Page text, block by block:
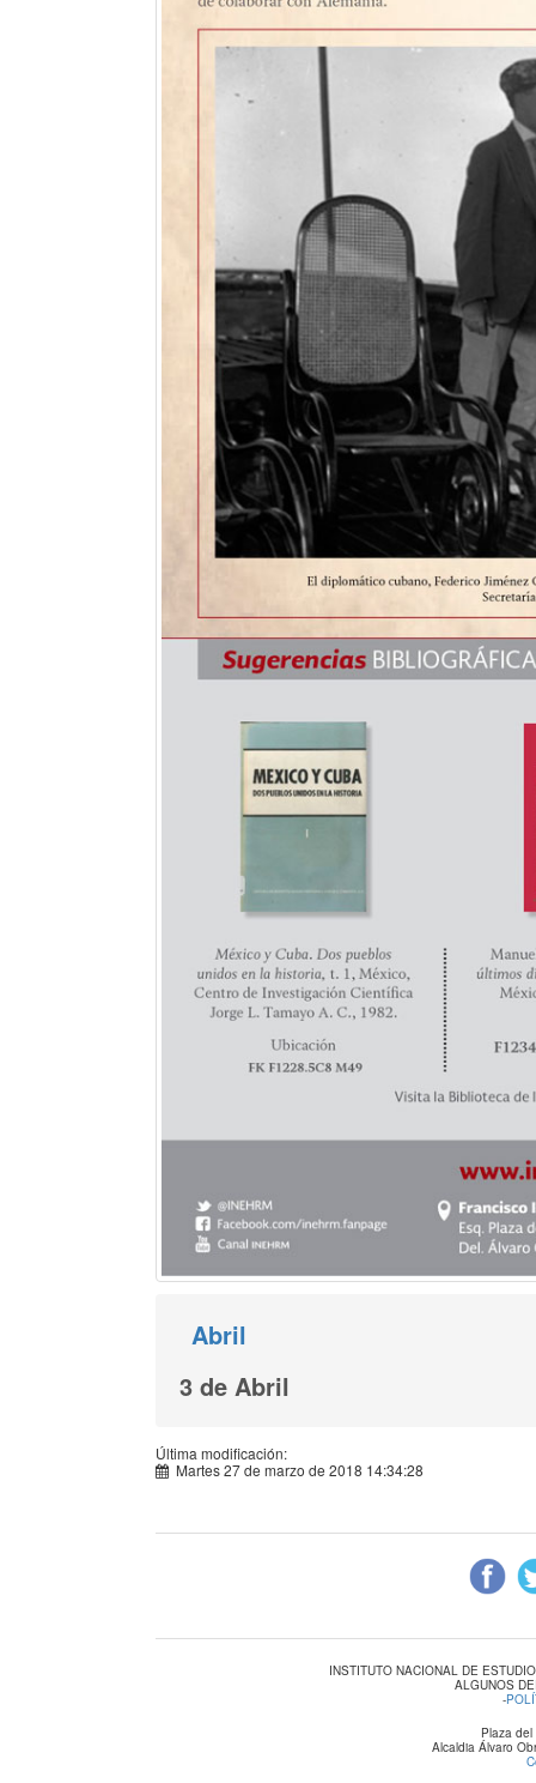
Abril
3 de Abril
Última modificación:
Martes 27 de marzo de 2018 14:34:28
INSTITUTO NACIONAL DE
ALGUNOS
-
Plaza
Alcaldia Álvaro